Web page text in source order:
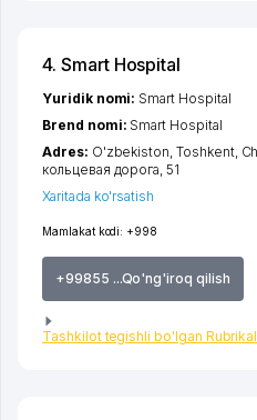
4. Smart Hospital
Mamlakat kodi: +998
+99855 ...Qo'ng'iroq qilish
Tashkilot tegishli bo'lgan
Yuridik nomi: Smart Hospital
Brend nomi: Smart Hospital
Adres: O'zbekiston,Toshkent,
кольцевая дорога , 51
Xaritada ko'rsatish